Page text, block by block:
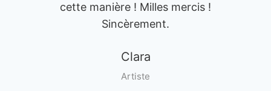
cette manière ! Milles mercis !
Sincèrement.
Clara
Artiste